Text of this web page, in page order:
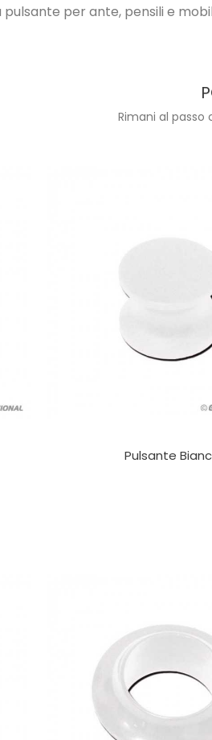
per ante, pensili e
Rimani al passo
Pulsante